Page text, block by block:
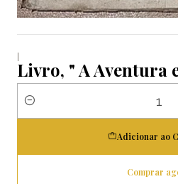
|
Livro, " A Aventura
Quantidade
Adicionar ao
Comprar